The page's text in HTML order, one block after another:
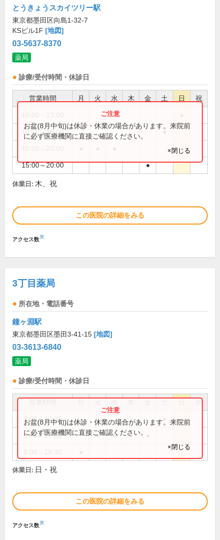
とうきょうスカイツリー駅
東京都墨田区向島1-32-7
KSビル1F [地図]
03-5637-8370
薬局
診療/受付時間・休診日
営業時間 月 火 水 木 金 土 日 祝
10:00～18:00 ●
15:00～20:00 ●
お盆(8月中旬)は休診・休業の場合があります。来院前
に必ず医療機関に直接ご確認ください。
×閉じる
休業日: 木、祝
この医院の詳細をみる
アクセス数※
3丁目薬局
所在地・電話番号
鐘ヶ淵駅
東京都墨田区墨田3-41-15 [地図]
03-3613-6840
薬局
診療/受付時間・休診日
祝
9:00～12:30
9:00～17:00 ● ● ●
お盆(8月中旬)は休診・休業の場合があります。来院前
に必ず医療機関に直接ご確認ください。
×閉じる
休業日: 日・祝
この医院の詳細をみる
アクセス数※